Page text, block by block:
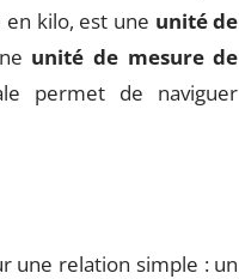
kilo, est une unité de
unité de mesure de
permet de naviguer
une relation simple : un